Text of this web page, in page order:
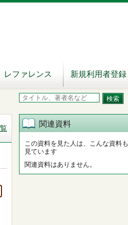
レファレンス 新規利用者登録
関連資料
この資料を見た人は、こんな資料も
見ています
関連資料はありません。